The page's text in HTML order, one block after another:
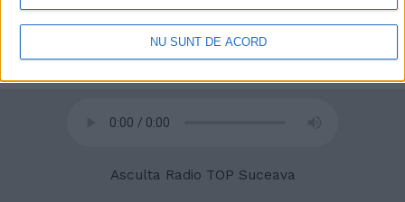
și făcând clic pe butonul "Confidențialitate" din partea de jos a
paginii web.
NU SUNT DE ACORD
Asculta Radio TOP Suceava